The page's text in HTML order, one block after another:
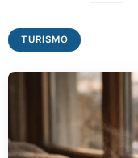
TURISMO